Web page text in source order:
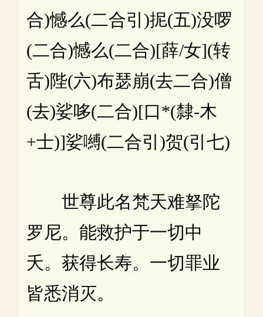
合)憾么(二合引)抳(五)没啰
(二合)憾么(二合)[薛/女](转
舌)陛(六)布瑟崩(去二合)僧
(去)娑哆(二合)[口*(隸-木
+士)]娑嚩(二合引)贺(引七)
世尊此名梵天难拏陀
罗尼。能救护于一切中
夭。获得长寿。一切罪业
皆悉消灭。